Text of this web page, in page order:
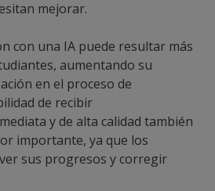
mejorar.
con una IA puede resultar más
aumentando su
en el proceso de
de recibir
y de alta calidad también
importante, ya que los
sus progresos y corregir